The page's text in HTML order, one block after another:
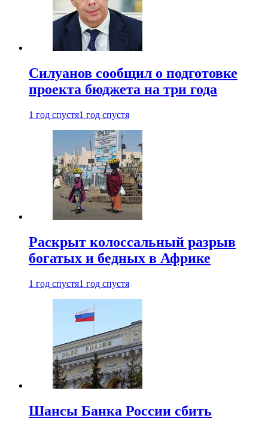
Силуанов сообщил о подготовке
проекта бюджета на три года
1 год спустя1 год спустя
Раскрыт колоссальный разрыв
богатых и бедных в Африке
1 год спустя1 год спустя
Шансы Банка России сбить